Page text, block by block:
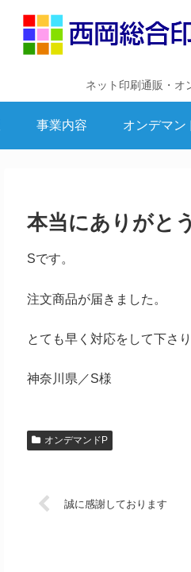
ネット印刷通販・オ
事業内容 オンデマン
本当にありがと
Sです。
注文商品が届きました。
とても早く対応をして下さ
神奈川県／S様
オンデマンドP
誠に感謝しております